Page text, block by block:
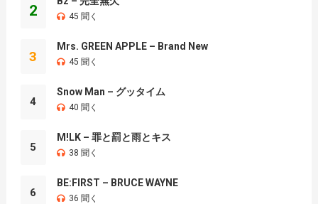
2 45 聞く
3
Mrs. GREEN APPLE – Brand New
45 聞く
4
Snow Man – グッタイム
40 聞く
5
M!LK – 罪と罰と雨とキス
38 聞く
6
BE:FIRST – BRUCE WAYNE
36 聞く